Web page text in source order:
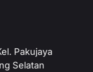
Pakujaya
Selatan